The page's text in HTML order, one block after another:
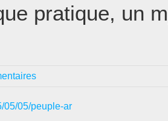
pratique, un
05/05/peuple-ar